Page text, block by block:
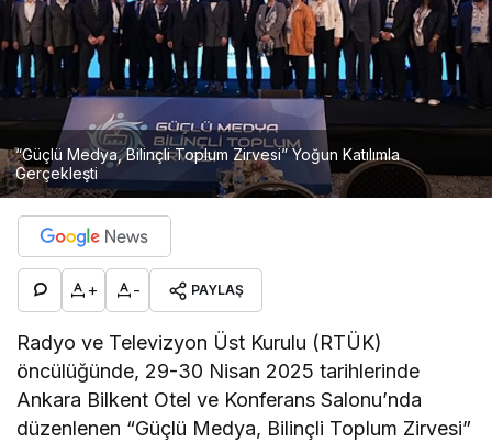
“Güçlü Medya, Bilinçli Toplum Zirvesi” Yoğun Katılımla
Gerçekleşti
+ - PAYLAŞ
Radyo ve Televizyon Üst Kurulu (RTÜK)
öncülüğünde, 29-30 Nisan 2025 tarihlerinde
Ankara Bilkent Otel ve Konferans Salonu’nda
düzenlenen “Güçlü Medya, Bilinçli Toplum Zirvesi”